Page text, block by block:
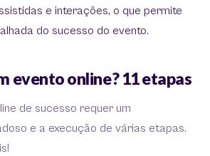
e interações, o que permite
do sucesso do evento.
evento online? 11 etapas
de sucesso requer um
e a execução de várias etapas.